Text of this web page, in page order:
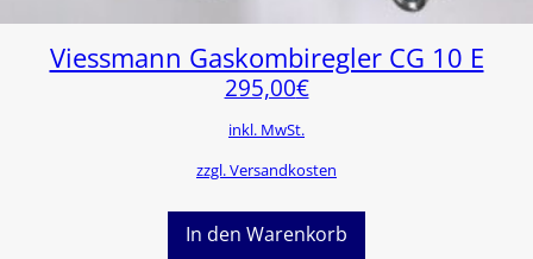
Viessmann Gaskombiregler CG 10 E
295,00€
inkl. MwSt.
zzgl. Versandkosten
In den Warenkorb